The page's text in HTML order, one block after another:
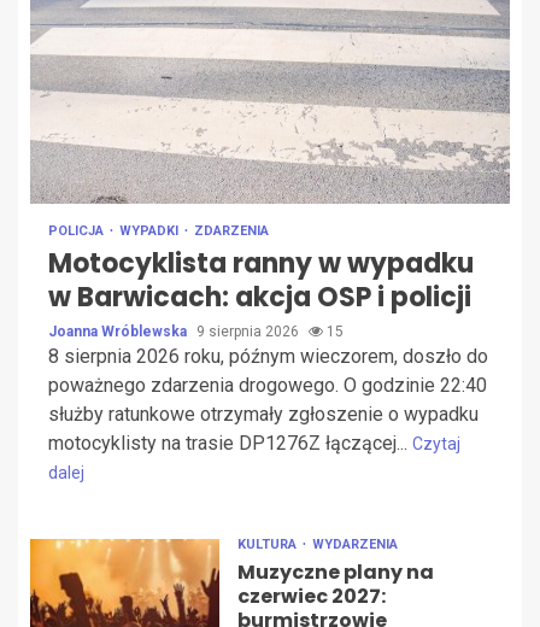
POLICJA WYPADKI ZDARZENIA
Motocyklista ranny w wypadku
w Barwicach: akcja OSP i policji
Joanna Wróblewska 9 sierpnia 2026 15
8 sierpnia 2026 roku, późnym wieczorem, doszło do
poważnego zdarzenia drogowego. O godzinie 22:40
służby ratunkowe otrzymały zgłoszenie o wypadku
motocyklisty na trasie DP1276Z łączącej... Czytaj
dalej
KULTURA WYDARZENIA
Muzyczne plany na
czerwiec 2027:
burmistrzowie